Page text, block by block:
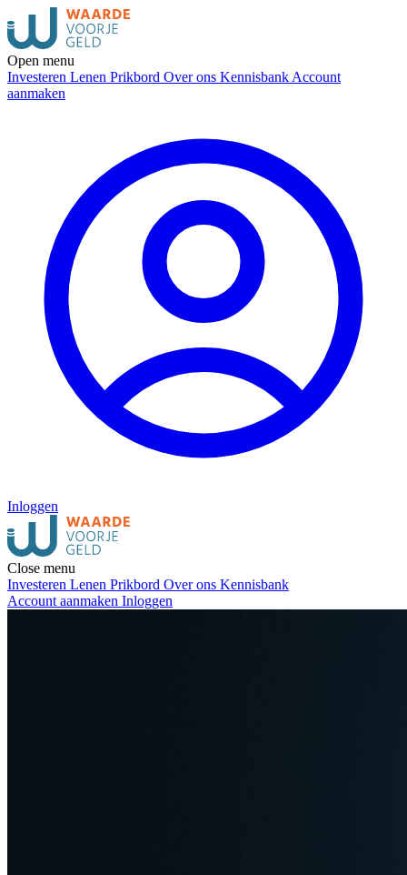
Open menu
Investeren Lenen Prikbord Over ons Kennisbank Account
aanmaken
Inloggen
Close menu
Investeren Lenen Prikbord Over ons Kennisbank
Account aanmaken Inloggen